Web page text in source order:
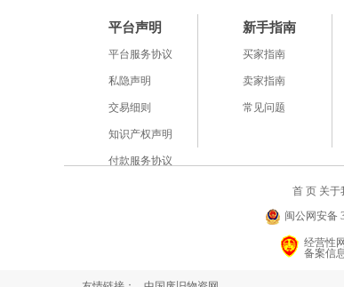
平台声明
平台服务协议
私隐声明
交易细则
知识产权声明
付款服务协议
新手指南
买家指南
卖家指南
常见问题
首 页 关于
闽公网安备
经营性
备案信息